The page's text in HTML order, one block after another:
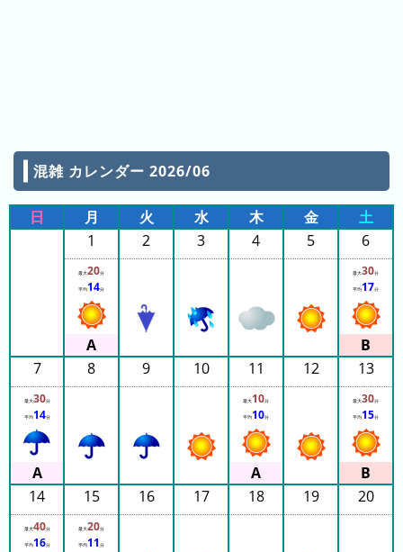
ン
キ
ン
グ
ン
グ
去
の
ラ
ン
混雑 カレンダー 2026/06
日 月 火 水 木 金
土
1
最大20分
平均14分
2 3 4 5 6
最大30分
平均17分
7
最大30分
平均14分
8 9 10 11
最大10分
平均10分
12 13
最大30分
平均15分
14
最大40分
平均16分
15
最大20分
平均11 分
16 17 18 19 20